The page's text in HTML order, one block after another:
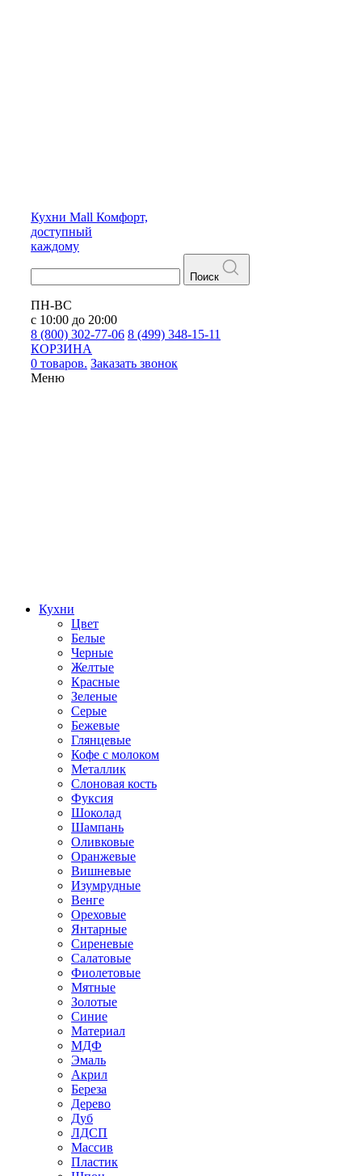
Кухни Mall Комфорт,
доступный
каждому
Поиск
ПН-ВС
с 10:00 до 20:00
8 (800) 302-77-06 8 (499) 348-15-11
КОРЗИНА
0 товаров. Заказать звонок
Меню
Кухни
Цвет
Белые
Черные
Желтые
Красные
Зеленые
Серые
Бежевые
Глянцевые
Кофе с молоком
Металлик
Слоновая кость
Фуксия
Шоколад
Шампань
Оливковые
Оранжевые
Вишневые
Изумрудные
Венге
Ореховые
Янтарные
Сиреневые
Салатовые
Фиолетовые
Мятные
Золотые
Синие
Материал
МДФ
Эмаль
Акрил
Береза
Дерево
Дуб
ЛДСП
Массив
Пластик